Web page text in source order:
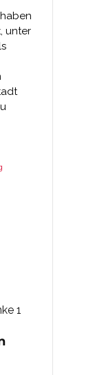
unter
1